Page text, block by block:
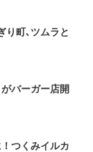
り町､ツムラと
バーガー店開
つくみイルカ